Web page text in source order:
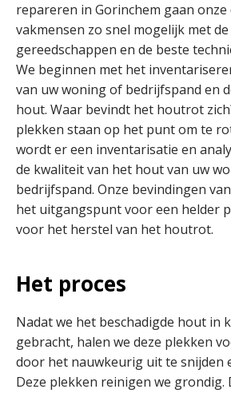
repareren in Gorinchem gaan onze
vakmensen zo snel mogelijk met
gereedschappen en de beste
We beginnen met het
van uw woning of bedrijfspand en
hout. Waar bevindt het houtrot
plekken staan op het punt om te
wordt er een inventarisatie en
de kwaliteit van het hout van uw
bedrijfspand. Onze bevindingen
het uitgangspunt voor een helder
voor het herstel van het houtrot.
Het proces
Nadat we het beschadigde hout in
gebracht, halen we deze plekken
door het nauwkeurig uit te snijden
Deze plekken reinigen we grondig.